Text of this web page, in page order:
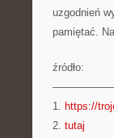
uzgodnień
pamiętać.
źródło:
1. https://
2. tutaj